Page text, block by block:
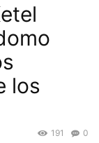
los
0
191